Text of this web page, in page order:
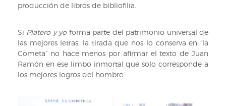
producción de libros de bibliofilia.
Si Platero y yo forma parte del patrimonio universal de
las mejores letras, la tirada que nos lo conserva en “la
Cometa” no hace menos por afirmar el texto de Juan
Ramón en ese limbo inmortal que solo corresponde a
los mejores logros del hombre.